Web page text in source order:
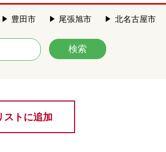
豊田市 尾張旭市 北名古屋市
ストに追加